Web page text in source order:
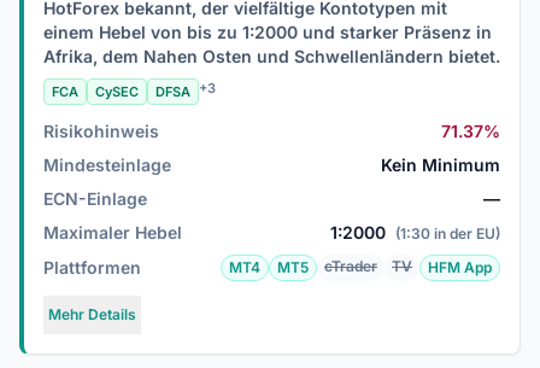
HotForex bekannt, der vielfältige Kontotypen mit
einem Hebel von bis zu 1:2000 und starker Präsenz in
Afrika, dem Nahen Osten und Schwellenländern bietet.
FCA CySEC DFSA +3
Risikohinweis
71.37%
Mindesteinlage
Kein Minimum
ECN-Einlage
—
Maximaler Hebel
1:2000 (1:30 in der EU)
Plattformen MT4 MT5 cTrader TV HFM App
Mehr Details